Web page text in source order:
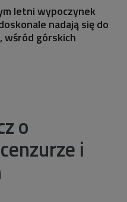
letni wypoczynek
nadają się do
wśród górskich
o
i